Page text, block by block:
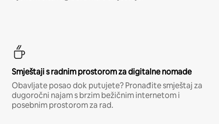
Smještaji s radnim prostorom za digitalne nomade
Obavljate posao dok putujete? Pronađite smještaj za
dugoročni najam s brzim bežičnim internetom i
posebnim prostorom za rad.